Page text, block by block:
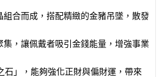
合而成，搭配精緻的金豬吊墜，散發
，讓佩戴者吸引金錢能量，增強事業
石」，能夠強化正財與偏財運，帶來